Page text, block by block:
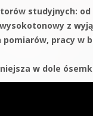
studyjnych: od
z
pracy w
w dole